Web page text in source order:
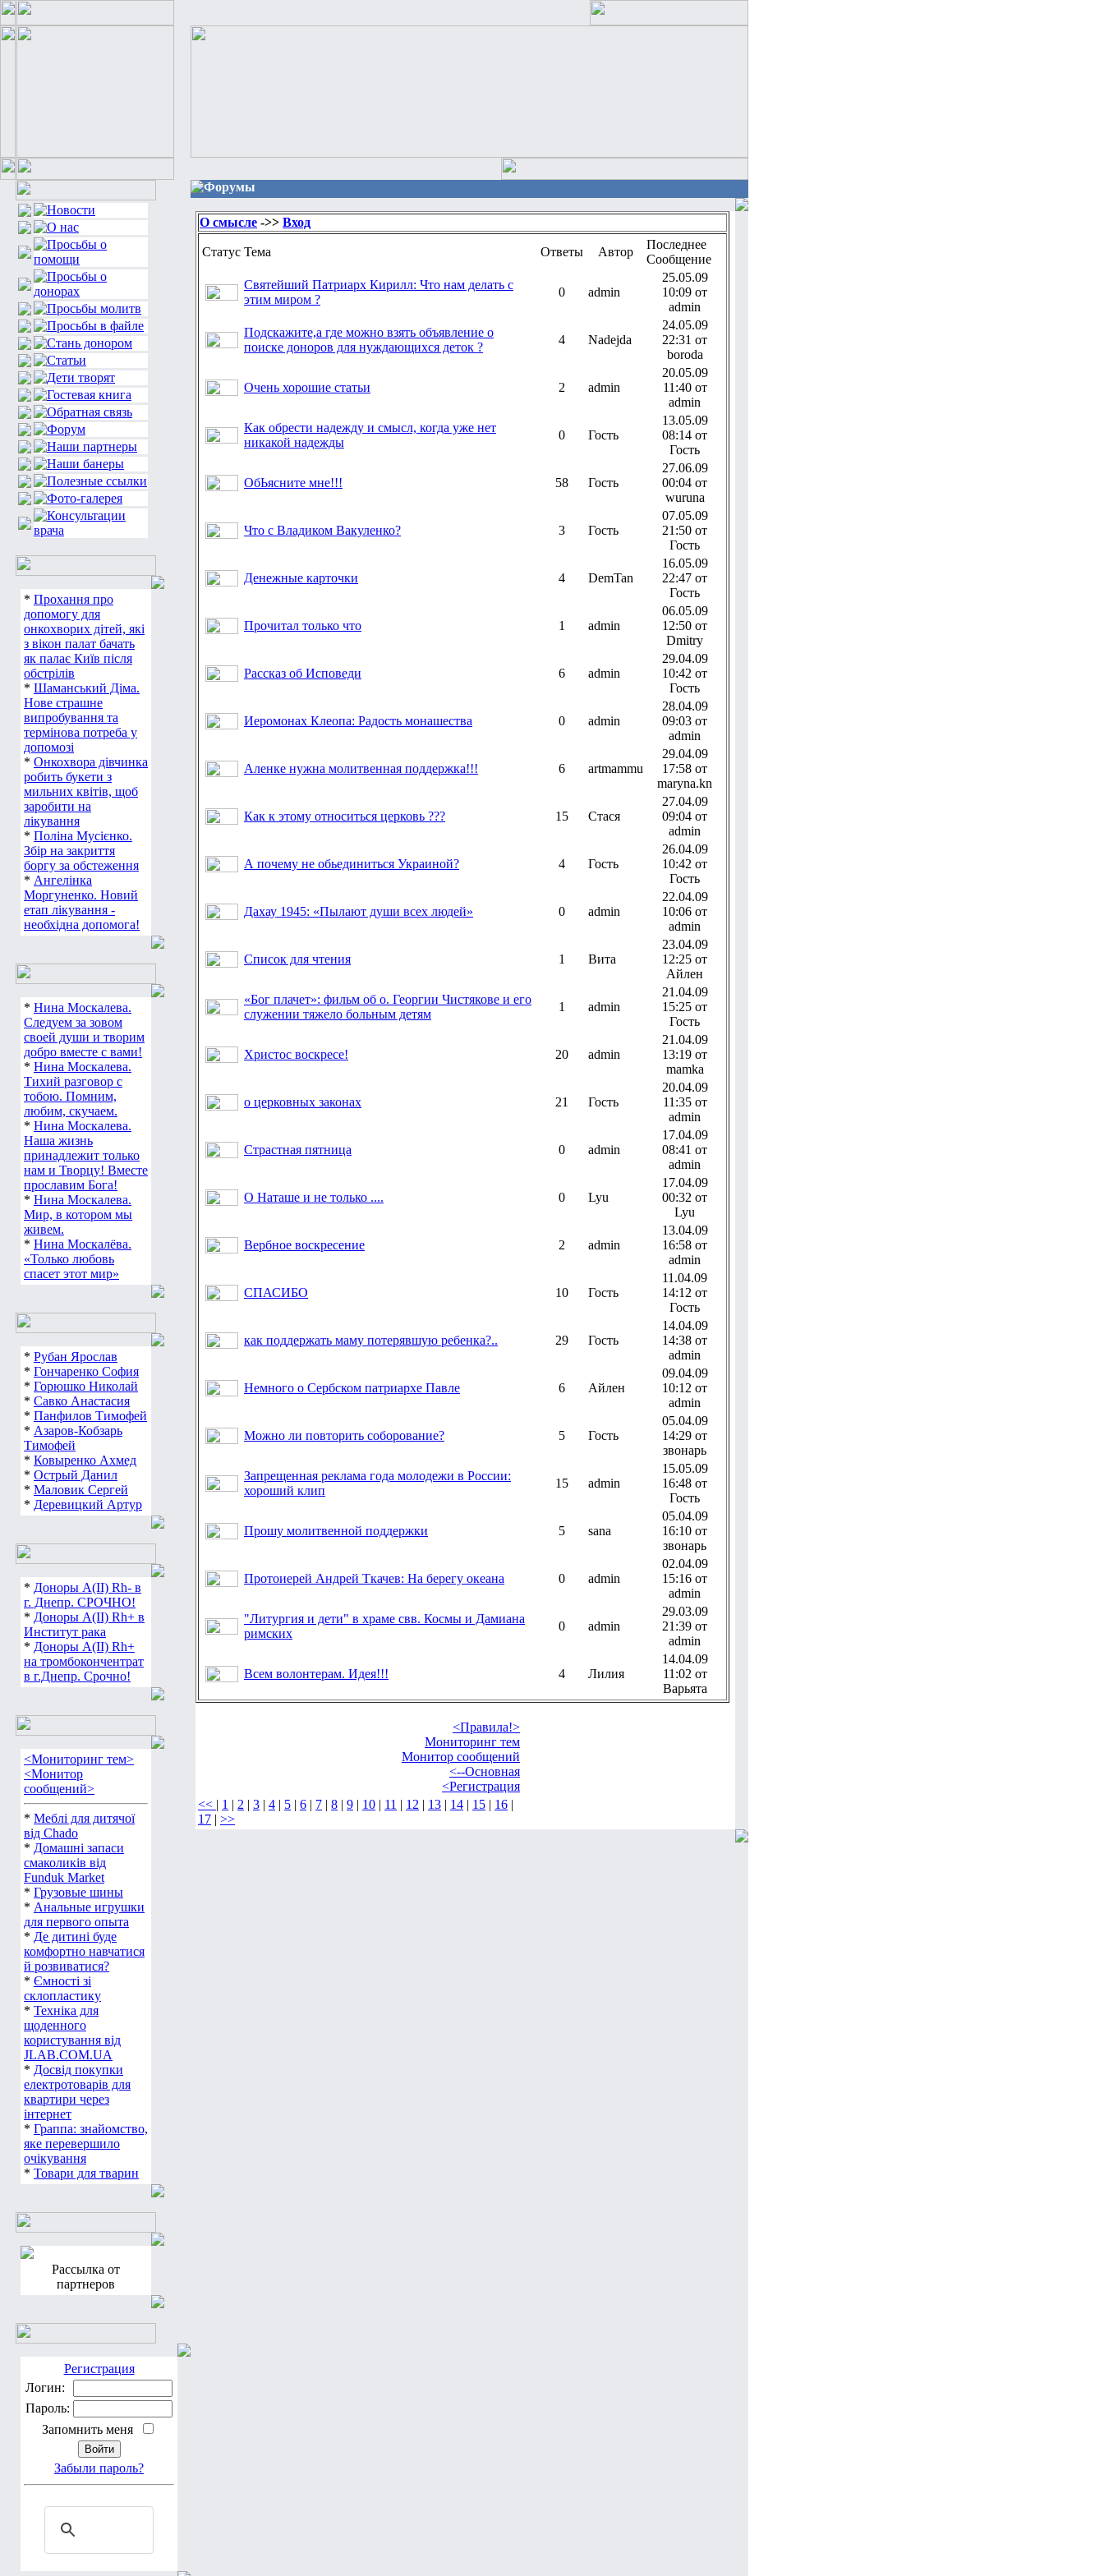
* Прохання про
допомогу для
онкохворих дітей, які
з вікон палат бачать
як палає Київ після
обстрілів
* Шаманський Діма.
Нове страшне
випробування та
термінова потреба у
допомозі
* Онкохвора дівчинка
робить букети з
мильних квітів, щоб
заробити на
лікування
* Поліна Мусієнко.
Збір на закриття
боргу за обстеження
* Ангелінка
Моргуненко. Новий
етап лікування -
необхідна допомога!
* Нина Москалева.
Следуем за зовом
своей души и творим
добро вместе с вами!
* Нина Москалева.
Тихий разговор с
тобою. Помним,
любим, скучаем.
* Нина Москалева.
Наша жизнь
принадлежит только
нам и Творцу! Вместе
прославим Бога!
* Нина Москалева.
Мир, в котором мы
живем.
* Нина Москалёва.
«Только любовь
спасет этот мир»
* Рубан Ярослав
* Гончаренко София
* Горюшко Николай
* Савко Анастасия
* Панфилов Тимофей
* Азаров-Кобзарь
Тимофей
* Ковыренко Ахмед
* Острый Данил
* Маловик Сергей
* Деревицкий Артур
* Доноры А(ІІ) Rh- в
г. Днепр. СРОЧНО!
* Доноры А(ІІ) Rh+ в
Институт рака
* Доноры А(ІІ) Rh+
на тромбокончентрат
в г.Днепр. Срочно!
<Мониторинг тем>
<Монитор
сообщений>
* Меблі для дитячої
від Chado
* Домашні запаси
смаколиків від
Funduk Market
* Грузовые шины
* Анальные игрушки
для первого опыта
* Де дитині буде
комфортно навчатися
й розвиватися?
* Ємності зі
склопластику
* Техніка для
щоденного
користування від
JLAB.COM.UA
* Досвід покупки
електротоварів для
квартири через
інтернет
* Граппа: знайомство,
яке перевершило
очікування
* Товари для тварин
Рассылка от
партнеров
Регистрация
Логин:
Пароль:
Запомнить меня
Забыли пароль?
Форумы
О смысле ->> Вход
Статус Тема Ответы Автор
Последнее
Сообщение
Святейший Патриарх Кирилл: Что нам делать с
этим миром ?
0 admin
25.05.09
10:09 от
admin
Подскажите,а где можно взять объявление о
поиске доноров для нуждающихся деток ?
4 Nadejda
24.05.09
22:31 от
boroda
Очень хорошие статьи 2 admin
20.05.09
11:40 от
admin
Как обрести надежду и смысл, когда уже нет
никакой надежды
0 Гость
13.05.09
08:14 от
Гость
ОбЬясните мне!!! 58 Гость
27.06.09
00:04 от
wuruna
Что с Владиком Вакуленко? 3 Гость
07.05.09
21:50 от
Гость
Денежные карточки 4 DemTan
16.05.09
22:47 от
Гость
Прочитал только что 1 admin
06.05.09
12:50 от
Dmitry
Рассказ об Исповеди 6 admin
29.04.09
10:42 от
Гость
Иеромонах Клеопа: Радость монашества 0 admin
28.04.09
09:03 от
admin
Аленке нужна молитвенная поддержка!!! 6 artmammu
29.04.09
17:58 от
maryna.kn
Как к этому относиться церковь ??? 15 Стася
27.04.09
09:04 от
admin
А почему не обьединиться Украиной? 4 Гость
26.04.09
10:42 от
Гость
Дахау 1945: «Пылают души всех людей» 0 admin
22.04.09
10:06 от
admin
Список для чтения 1 Вита
23.04.09
12:25 от
Айлен
«Бог плачет»: фильм об о. Георгии Чистякове и его
служении тяжело больным детям
1 admin
21.04.09
15:25 от
Гость
Христос воскресе! 20 admin
21.04.09
13:19 от
mamka
о церковных законах 21 Гость
20.04.09
11:35 от
admin
Страстная пятница 0 admin
17.04.09
08:41 от
admin
О Наташе и не только .... 0 Lyu
17.04.09
00:32 от
Lyu
Вербное воскресение 2 admin
13.04.09
16:58 от
admin
СПАСИБО 10 Гость
11.04.09
14:12 от
Гость
как поддержать маму потерявшую ребенка?.. 29 Гость
14.04.09
14:38 от
admin
Немного о Сербском патриархе Павле 6 Айлен
09.04.09
10:12 от
admin
Можно ли повторить соборование? 5 Гость
05.04.09
14:29 от
звонарь
Запрещенная реклама года молодежи в России:
хороший клип
15 admin
15.05.09
16:48 от
Гость
Прошу молитвенной поддержки 5 sana
05.04.09
16:10 от
звонарь
Протоиерей Андрей Ткачев: На берегу океана 0 admin
02.04.09
15:16 от
admin
"Литургия и дети" в храме свв. Космы и Дамиана
римских
0 admin
29.03.09
21:39 от
admin
Всем волонтерам. Идея!!! 4 Лилия
14.04.09
11:02 от
Варьята
<Правила!>
Мониторинг тем
Монитор сообщений
<--Основная
<Регистрация
<< | 1 | 2 | 3 | 4 | 5 | 6 | 7 | 8 | 9 | 10 | 11 | 12 | 13 | 14 | 15 | 16 |
17 | >>